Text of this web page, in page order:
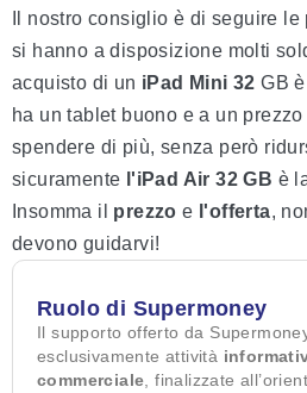
Il nostro consiglio è di seguire
si hanno a disposizione molti
acquisto di un iPad Mini 32 GB
ha un tablet buono e a un
spendere di più, senza però
sicuramente l'iPad Air 32 GB è
Insomma il prezzo e l'offerta,
devono guidarvi!
Ruolo di Supermoney
Il supporto offerto da
esclusivamente attività
commerciale , finalizzate